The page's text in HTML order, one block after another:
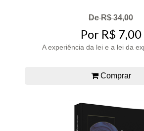
De R$ 34,00
Por R$ 7,00
A experiência da lei e a lei da
Comprar